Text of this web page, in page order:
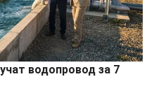
водопровод за 7